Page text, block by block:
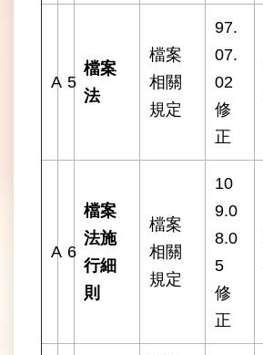
A 5
檔案
法
檔案
相關
規定
97.
07.
02
修
正
A 6
檔案
法施
行細
則
檔案
相關
規定
10
9.0
8.0
5
修
正